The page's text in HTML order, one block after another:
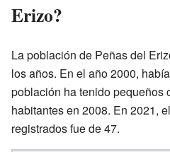
Erizo?
La población de Peñas del
los años. En el año 2000,
población ha tenido pequeños
habitantes en 2008. En 2021,
registrados fue de 47.